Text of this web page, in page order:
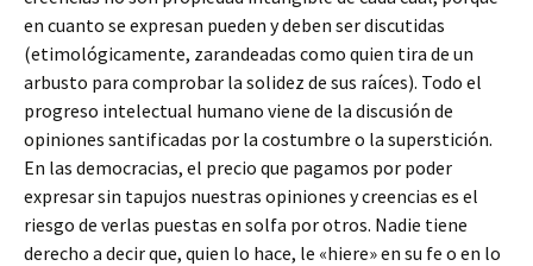
en cuanto se expresan pueden y deben ser discutidas
(etimológicamente, zarandeadas como quien tira de un
arbusto para comprobar la solidez de sus raíces). Todo el
progreso intelectual humano viene de la discusión de
opiniones santificadas por la costumbre o la superstición.
En las democracias, el precio que pagamos por poder
expresar sin tapujos nuestras opiniones y creencias es el
riesgo de verlas puestas en solfa por otros. Nadie tiene
derecho a decir que, quien lo hace, le «hiere» en su fe o en lo